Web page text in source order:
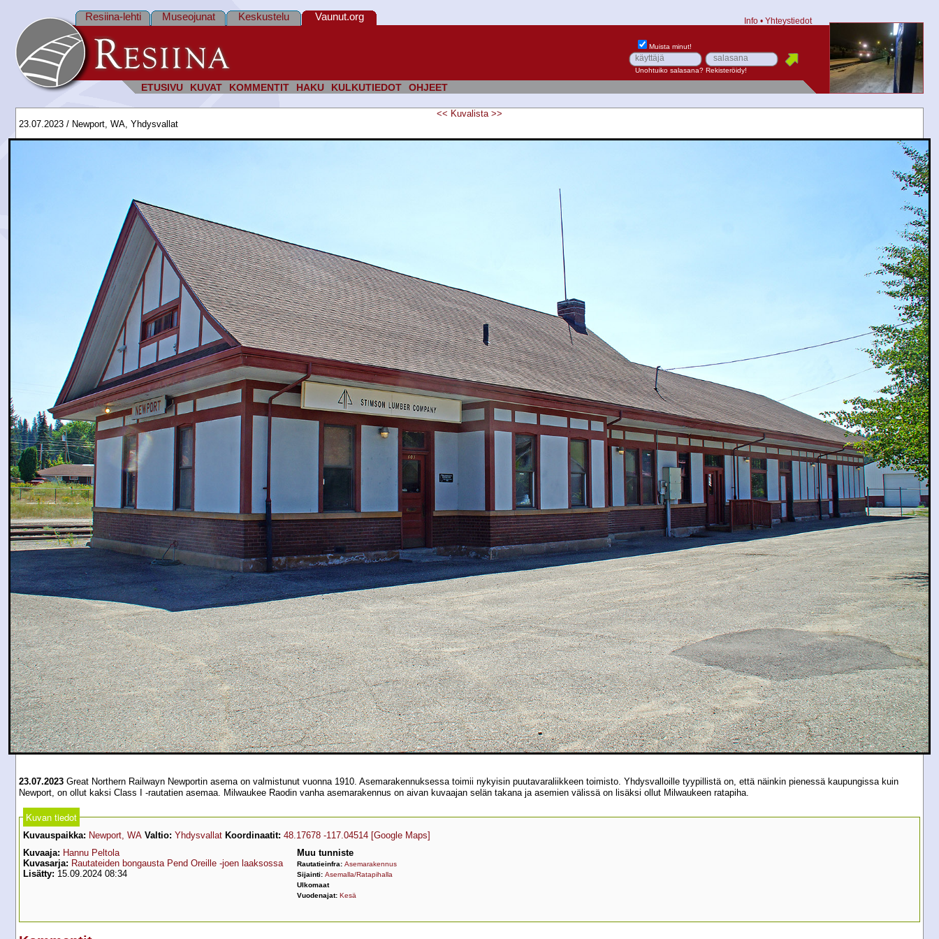
ETUSIVU KUVAT KOMMENTIT HAKU KULKUTIEDOT OHJEET
Resiina-lehti Museojunat Keskustelu Vaunut.org Info • Yhteystiedot
Muista minut!
Unohtuiko salasana? Rekisteröidy!
<< Kuvalista >>
23.07.2023 / Newport, WA, Yhdysvallat
23.07.2023 Great Northern Railwayn Newportin asema on valmistunut vuonna 1910. Asemarakennuksessa toimii nykyisin puutavaraliikkeen toimisto. Yhdysvalloille tyypillistä on, että näinkin pienessä kaupungissa kuin
Newport, on ollut kaksi Class I -rautatien asemaa. Milwaukee Raodin vanha asemarakennus on aivan kuvaajan selän takana ja asemien välissä on lisäksi ollut Milwaukeen ratapiha.
Kuvan tiedot
Kuvauspaikka: Newport, WA Valtio: Yhdysvallat Koordinaatit: 48.17678 -117.04514 [Google Maps]
Kuvaaja: Hannu Peltola
Kuvasarja: Rautateiden bongausta Pend Oreille -joen laaksossa
Lisätty: 15.09.2024 08:34
Muu tunniste
Rautatieinfra: Asemarakennus
Sijainti: Asemalla/Ratapihalla
Ulkomaat
Vuodenajat: Kesä